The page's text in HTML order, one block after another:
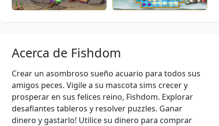
Acerca de Fishdom
Crear un asombroso sueño acuario para todos sus
amigos peces. Vigile a su mascota sims crecer y
prosperar en sus felices reino, Fishdom. Explorar
desafiantes tableros y resolver puzzles. Ganar
dinero y gastarlo! Utilice su dinero para comprar